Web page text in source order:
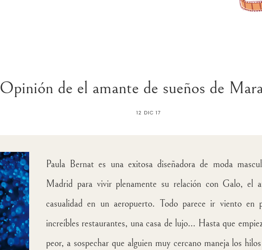
Opinión de el amante de sueños de
12 DIC 17
Paula Bernat es una exitosa diseñadora de moda
Madrid para vivir plenamente su relación con Galo, el
casualidad en un aeropuerto. Todo parece ir viento en
increíbles restaurantes, una casa de lujo… Hasta que
peor, a sospechar que alguien muy cercano maneja los